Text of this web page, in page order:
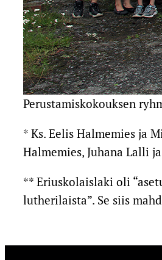
Perustamiskokouksen
* Ks. Eelis Halmemies ja
Halmemies, Juhana Lalli
** Eriuskolaislaki oli
lutherilaista”. Se siis